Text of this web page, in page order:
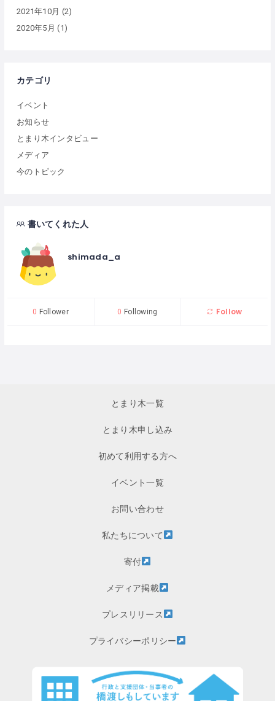
2021年10月 (2)
2020年5月 (1)
カテゴリ
イベント
お知らせ
とまり木インタビュー
メディア
今のトピック
書いてくれた人
shimada_a
0 Follower 0 Following Follow
とまり木一覧
とまり木申し込み
初めて利用する方へ
イベント一覧
お問い合わせ
私たちについて
寄付
メディア掲載
プレスリリース
プライバシーポリシー